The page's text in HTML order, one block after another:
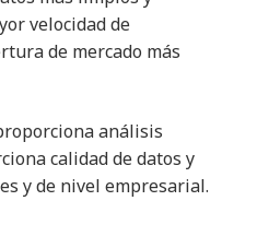
velocidad de
de mercado más
análisis
calidad de datos y
y de nivel empresarial.